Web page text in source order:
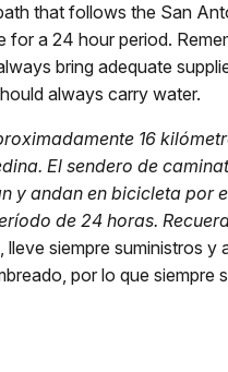
that follows the San
for a 24 hour period.
bring adequate
always carry water.
16
El sendero de
y andan en bicicleta por
de 24 horas.
lleve siempre suministros
por lo que siempre